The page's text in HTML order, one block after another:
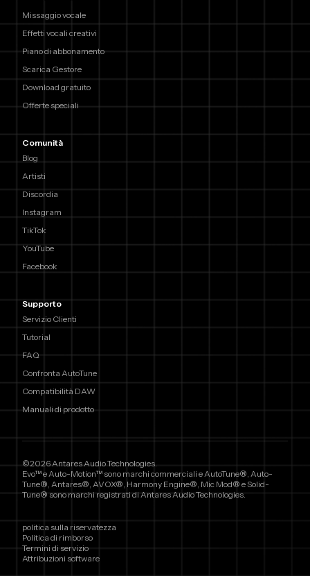
Missaggio vocale
Effetti vocali creativi
Piano di abbonamento
Scarica Gestore
Download gratuito
Offerte speciali
Comunità
Blog
Artisti
Discordia
Instagram
TikTok
YouTube
Facebook
Supporto
Servizio Clienti
Tutorial
FAQ
Confronta AutoTune
Compatibilità DAW
Manuali di prodotto
©2026 Antares Audio Technologies.
Evo™ e Auto-Motion™ sono marchi commerciali e AutoTune®, Auto-
Tune®, Antares®, AVOX®, Harmony Engine®, Mic Mod® e Solid-
Tune® sono marchi registrati di Antares Audio Technologies.
politica sulla riservatezza
Politica di rimborso
Termini di servizio
Attribuzioni software